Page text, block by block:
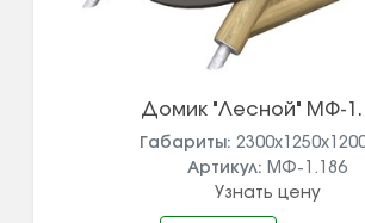
Домик "Лесной" МФ-
Габариты:
Артикул: МФ-1.186
Узнать цену